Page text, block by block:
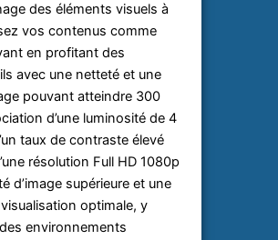
des éléments visuels à
vos contenus comme
en profitant des
avec une netteté et une
pouvant atteindre 300
d’une luminosité de 4
taux de contraste élevé
résolution Full HD 1080p
d’image supérieure et une
optimale, y
environnements